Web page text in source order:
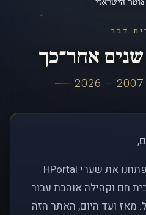
דבר
אחר־כך
לפני כמעט שני עשורים, פתחנו את שערי HPortal
חם וקהילה אוהבת עבור
מאז ועד היום, האתר הזה